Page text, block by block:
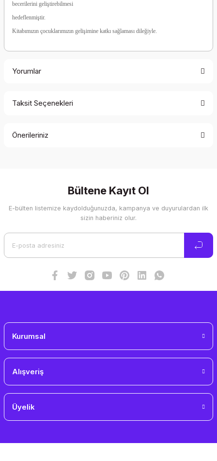
becerilerini geliştirebilmesi
hedeflenmiştir.
Kitabımızın çocuklarımızın gelişimine katkı sağlaması dileğiyle.
Yorumlar
Taksit Seçenekleri
Önerileriniz
Görüş ve önerileriniz için teşekkür ederiz.
Ürün resmi kalitesiz, bozuk veya görüntülenemiyor.
Bültene Kayıt Ol
E-bülten listemize kaydolduğunuzda, kampanya ve duyurulardan ilk
sizin haberiniz olur.
Kurumsal
Alışveriş
Üyelik